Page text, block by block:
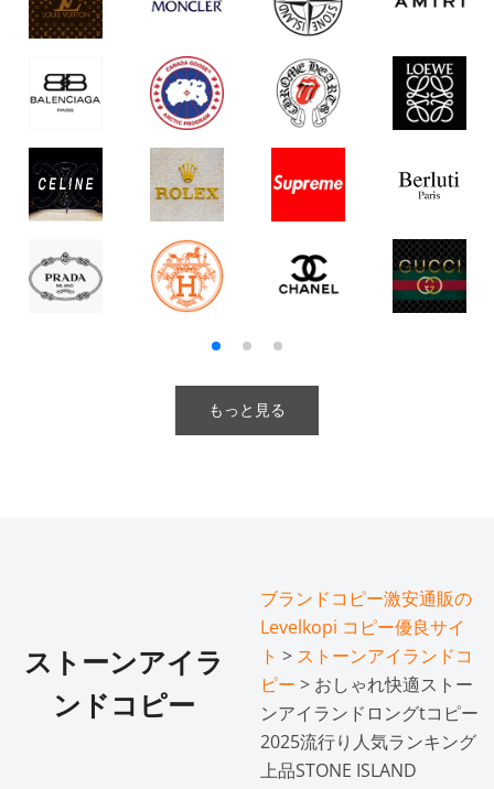
もっと見る
ストーンアイラ
ンドコピー
ブランドコピー激安通販の
Levelkopi コピー優良サイ
ト > ストーンアイランドコ
ピー > おしゃれ快適ストー
ンアイランドロングtコピー
2025流行り人気ランキング
上品STONE ISLAND